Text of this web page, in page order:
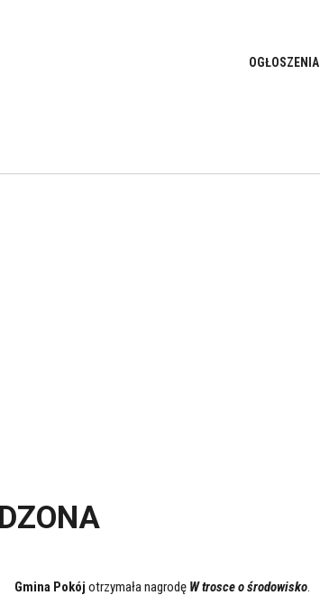
OGŁOSZENIA
Gmina Pokój otrzymała nagrodę W trosce o środowisko